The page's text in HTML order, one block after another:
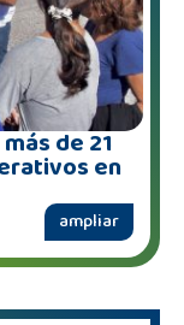
de 21
en
ampliar